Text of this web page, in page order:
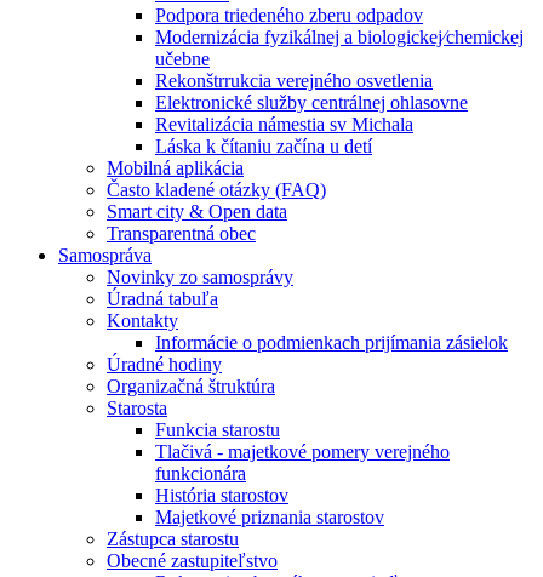
Podpora triedeného zberu odpadov
Modernizácia fyzikálnej a biologickej⁄chemickej
učebne
Rekonštrrukcia verejného osvetlenia
Elektronické služby centrálnej ohlasovne
Revitalizácia námestia sv Michala
Láska k čítaniu začína u detí
Mobilná aplikácia
Často kladené otázky (FAQ)
Smart city & Open data
Transparentná obec
Samospráva
Novinky zo samosprávy
Úradná tabuľa
Kontakty
Informácie o podmienkach prijímania zásielok
Úradné hodiny
Organizačná štruktúra
Starosta
Funkcia starostu
Tlačivá - majetkové pomery verejného
funkcionára
História starostov
Majetkové priznania starostov
Zástupca starostu
Obecné zastupiteľstvo